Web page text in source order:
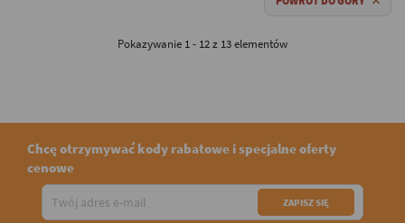
Pokazywanie 1 - 12 z 13 elementów
Chcę otrzymywać kody rabatowe i specjalne oferty
cenowe